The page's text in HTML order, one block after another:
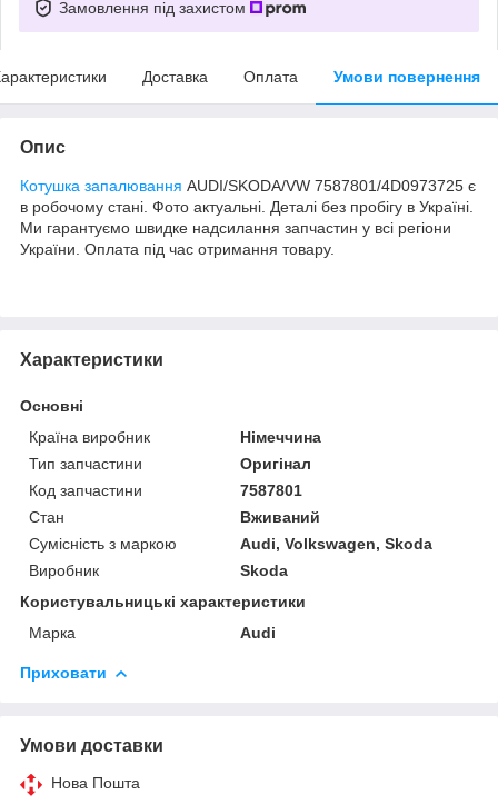
Замовлення під захистом
Доставка Оплата Умови повернення
Опис
Котушка запалювання AUDI/SKODA/VW 7587801/4D0973725 є
в робочому стані. Фото актуальні. Деталі без пробігу в Україні.
Ми гарантуємо швидке надсилання запчастин у всі регіони
України. Оплата під час отримання товару.
Характеристики
Основні
Країна виробник
Німеччина
Тип запчастини
Оригінал
Код запчастини
7587801
Стан
Вживаний
Сумісність з маркою
Audi, Volkswagen, Skoda
Виробник
Skoda
Користувальницькі характеристики
Марка
Audi
Приховати
Умови доставки
Нова Пошта